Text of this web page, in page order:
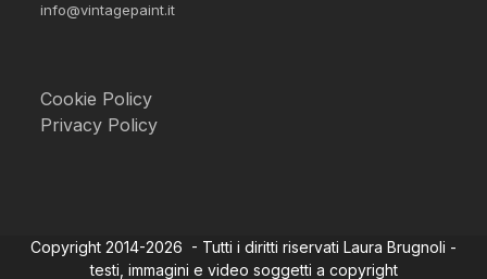
info@vintagepaint.it
Cookie Policy
Privacy Policy
Copyright 2014-2026 - Tutti i diritti riservati Laura Brugnoli -
testi, immagini e video soggetti a copyright